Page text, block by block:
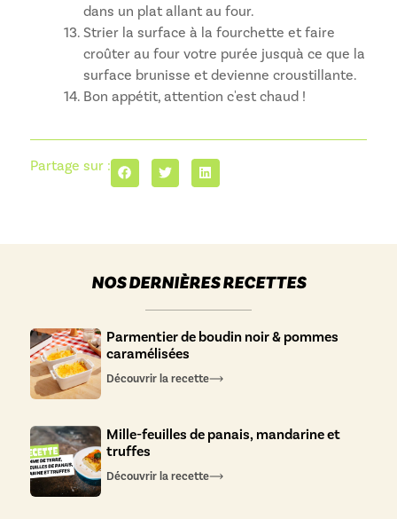
dans un plat allant au four.
Strier la surface à la fourchette et faire
croûter au four votre purée jusquà ce que la
surface brunisse et devienne croustillante.
Bon appétit, attention c'est chaud !
Partage sur :
NOS DERNIÈRES RECETTES
Parmentier de boudin noir & pommes
caramélisées
Découvrir la recette
Mille-feuilles de panais, mandarine et
truffes
Découvrir la recette